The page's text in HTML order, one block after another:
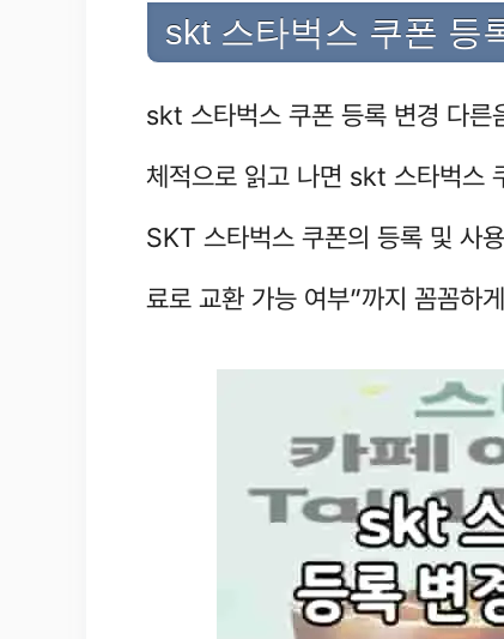
skt 스타벅스 쿠폰 등
skt 스타벅스 쿠폰 등록 변경 다른
체적으로 읽고 나면 skt 스타벅스
SKT 스타벅스 쿠폰의 등록 및 사
료로 교환 가능 여부”까지 꼼꼼하